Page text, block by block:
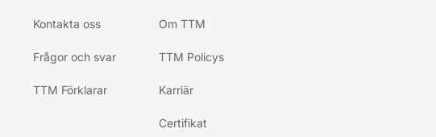
Kontakta oss
Frågor och svar
TTM Förklarar
Om TTM
TTM Policys
Karriär
Certifikat